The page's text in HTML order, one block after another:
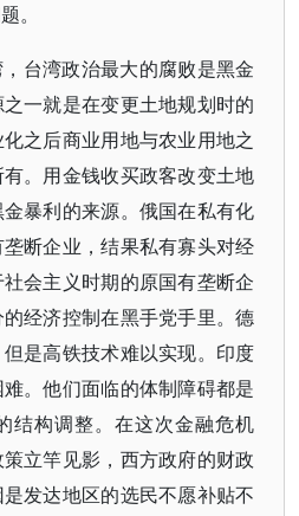
。
台湾政治最大的腐败是黑金
一就是在变更土地规划时的
之后商业用地与农业用地之
。用金钱收买政客改变土地
暴利的来源。俄国在私有化
断企业，结果私有寡头对经
会主义时期的原国有垄断企
经济控制在黑手党手里。德
是高铁技术难以实现。印度
。他们面临的体制障碍都是
结构调整。在这次金融危机
立竿见影，西方政府的财政
发达地区的选民不愿补贴不